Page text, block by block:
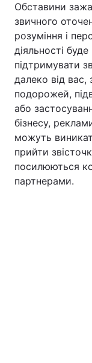
Обставини
звичного
розуміння і
діяльності
підтримувати
далеко від
подорожей,
або
бізнесу,
можуть
прийти
посилюються
партнерами.